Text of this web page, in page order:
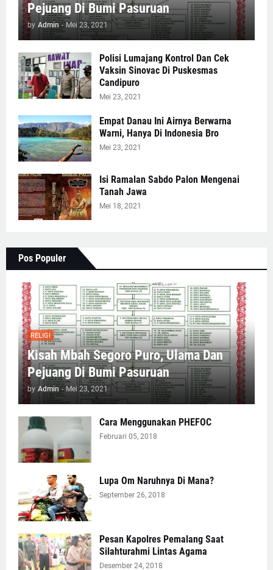
Pejuang Di Bumi Pasuruan
by Admin - Mei 23, 2021
Polisi Lumajang Kontrol Dan Cek
Vaksin Sinovac Di Puskesmas
Candipuro
Mei 23, 2021
Empat Danau Ini Airnya Berwarna
Warni, Hanya Di Indonesia Bro
Mei 23, 2021
Isi Ramalan Sabdo Palon Mengenai
Tanah Jawa
Mei 18, 2021
Pos Populer
RELIGI
Kisah Mbah Segoro Puro, Ulama Dan
Pejuang Di Bumi Pasuruan
by Admin - Mei 23, 2021
Cara Menggunakan PHEFOC
Februari 05, 2018
Lupa Om Naruhnya Di Mana?
September 26, 2018
Pesan Kapolres Pemalang Saat
Silahturahmi Lintas Agama
Desember 24, 2018